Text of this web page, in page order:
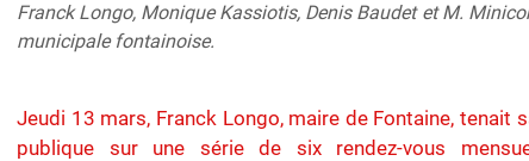
Franck Longo, Monique Kassiotis, Denis Baudet et M.
municipale fontainoise.
Jeudi 13 mars, Franck Longo, maire de Fontaine, tenait
publique sur une série de six rendez-vous